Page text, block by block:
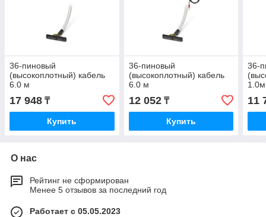
36-пиновый
(высокоплотный) кабель
6.0 м
17 948 ₸
Купить
36-пиновый
(высокоплотный) кабель
6.0 м
12 052₸
Купить
36-
1.0м
11
О нас
Рейтинг не сформирован
Менее 5 отзывов за последний год
Работает с 05.05.2023